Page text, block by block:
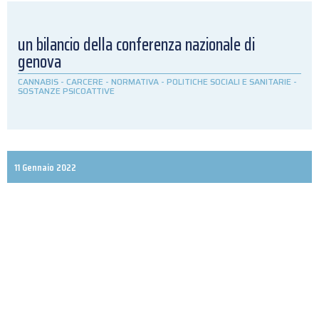
un bilancio della conferenza nazionale di
genova
CANNABIS - CARCERE - NORMATIVA - POLITICHE SOCIALI E SANITARIE -
SOSTANZE PSICOATTIVE
11 Gennaio 2022